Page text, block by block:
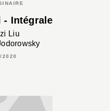
- Intégrale
Liu
2020